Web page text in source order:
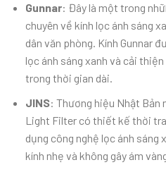
Gunnar: Đây là một trong
chuyên về kính lọc ánh sáng
dân văn phòng. Kính Gunnar
lọc ánh sáng xanh và cải
trong thời gian dài.
JINS: Thương hiệu Nhật Bản
Light Filter có thiết kế thời
dụng công nghệ lọc ánh sáng
kính nhẹ và không gây ám